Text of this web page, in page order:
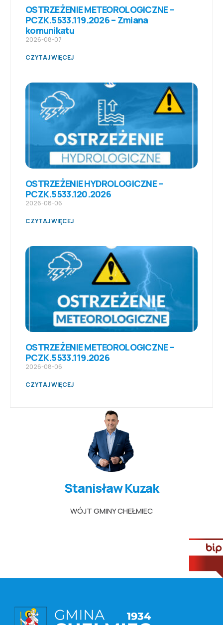
OSTRZEŻENIE METEOROLOGICZNE –
PCZK.5533.119.2026 – Zmiana
komunikatu
2026-08-07
CZYTAJ WIĘCEJ
OSTRZEŻENIE HYDROLOGICZNE –
PCZK.5533.120.2026
2026-08-06
CZYTAJ WIĘCEJ
OSTRZEŻENIE METEOROLOGICZNE –
PCZK.5533.119.2026
2026-08-06
CZYTAJ WIĘCEJ
Stanisław Kuzak
WÓJT GMINY CHEŁMIEC